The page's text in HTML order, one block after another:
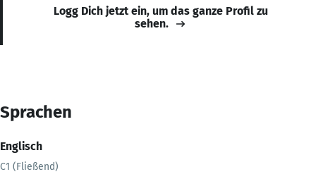
Logg Dich jetzt ein, um das ganze Profil zu
sehen.
Sprachen
Englisch
C1 (Fließend)